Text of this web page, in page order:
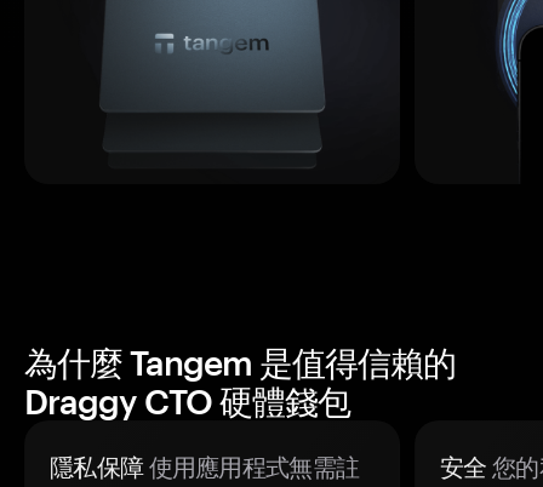
為什麼 Tangem 是值得信賴的
Draggy CTO 硬體錢包
隱私保障使用應用程式無需註
安全 您